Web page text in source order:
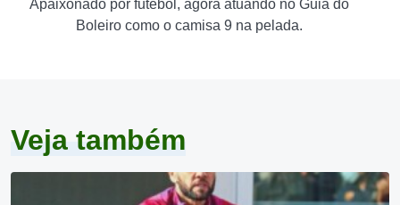
Apaixonado por futebol, agora atuando no Guia do
Boleiro como o camisa 9 na pelada.
Veja também